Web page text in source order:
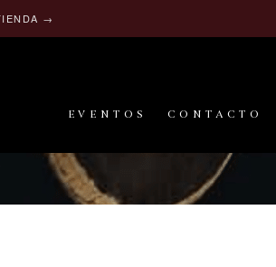
→
EVENTOS CONTACTO